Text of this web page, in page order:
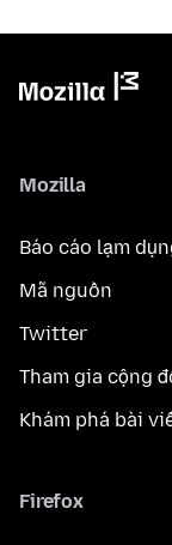
Mozilla
Báo cáo lạm
Mã nguồn
Twitter
Tham gia cộng
Khám phá bài
Firefox